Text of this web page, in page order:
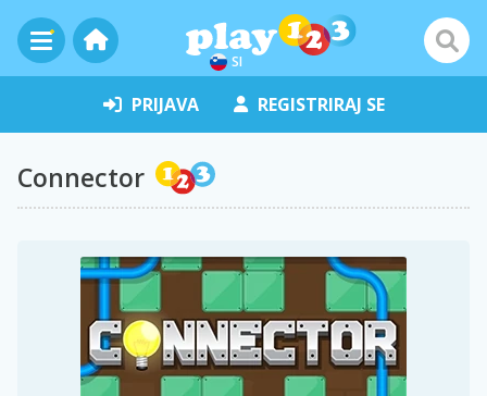
SI
PRIJAVA REGISTRIRAJ SE
Connector